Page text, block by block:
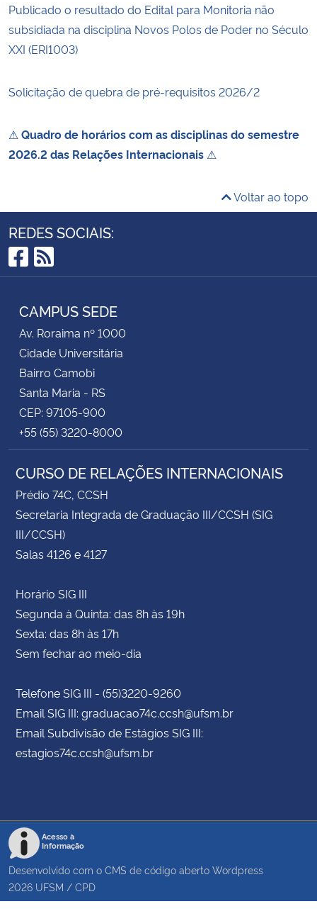
Publicado o resultado do Edital para Monitoria não
subsidiada na disciplina Novos Polos de Poder no Século
XXI (ERI1003)
Solicitação de quebra de pré-requisitos 2026/2
⚠ Quadro de horários com as disciplinas do semestre
2026.2 das Relações Internacionais ⚠
Voltar ao topo
REDES SOCIAIS:
Facebook
RSS
CAMPUS SEDE
Av. Roraima nº 1000
Cidade Universitária
Bairro Camobi
Santa Maria - RS
CEP: 97105-900
+55 (55) 3220-8000
CURSO DE RELAÇÕES INTERNACIONAIS
Prédio 74C, CCSH
Secretaria Integrada de Graduação III/CCSH (SIG
III/CCSH)
Salas 4126 e 4127
Horário SIG III
Segunda à Quinta: das 8h às 19h
Sexta: das 8h às 17h
Sem fechar ao meio-dia
Telefone SIG III - (55)3220-9260
Email SIG III: graduacao74c.ccsh@ufsm.br
Email Subdivisão de Estágios SIG III:
estagios74c.ccsh@ufsm.br
Acesso à
Informação
Desenvolvido com o CMS de código aberto Wordpress
2026 UFSM / CPD